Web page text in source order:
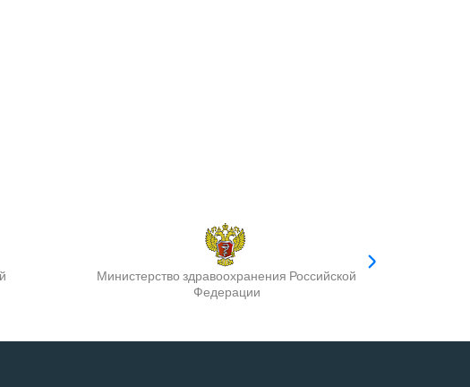
Министерство здравоохранения Российской
Федерации